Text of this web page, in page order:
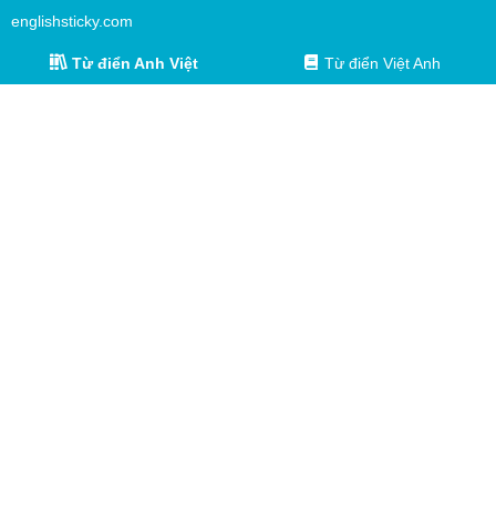
englishsticky.com
Từ điển Anh Việt Từ điển Việt Anh